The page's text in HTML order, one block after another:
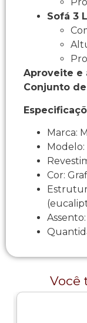
Sofá 3
Aproveite e
Conjunto
Marca:
Cor:
Você